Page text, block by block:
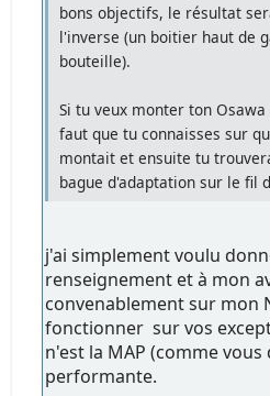
bons objectifs, le résultat
l'inverse (un boitier haut de
bouteille).
Si tu veux monter ton
faut que tu connaisses sur
montait et ensuite tu
bague d'adaptation sur le fil
j'ai simplement voulu
renseignement et à mon
convenablement sur mon
fonctionner sur vos
n'est la MAP (comme
performante.